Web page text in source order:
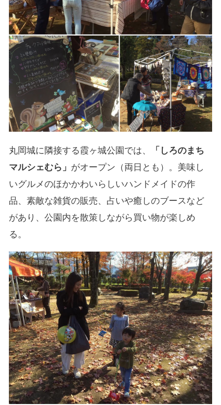
丸岡城に隣接する霞ヶ城公園では、
「しろのまち
マルシェむら」 がオープン（両日とも）。美味し
いグルメのほかかわいらしいハンドメイドの作
品、素敵な雑貨の販売、占いや癒しのブースなど
があり、公園内を散策しながら買い物が楽しめ
る。